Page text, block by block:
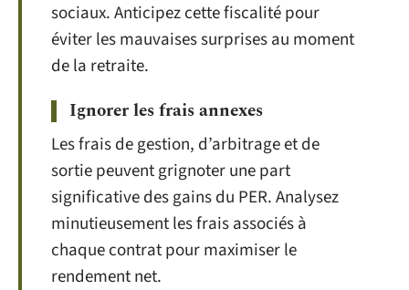
sociaux. Anticipez cette fiscalité pour
éviter les mauvaises surprises au moment
de la retraite.
Ignorer les frais annexes
Les frais de gestion, d’arbitrage et de
sortie peuvent grignoter une part
significative des gains du PER. Analysez
minutieusement les frais associés à
chaque contrat pour maximiser le
rendement net.